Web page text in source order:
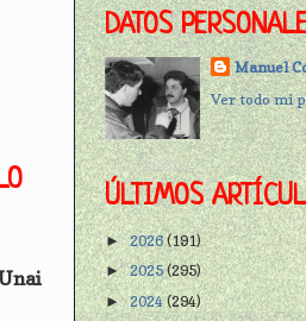
DATOS
Manuel
Ver todo mi
ÚLTIMOS
►2026(191)
►2025(295)
►2024(294)